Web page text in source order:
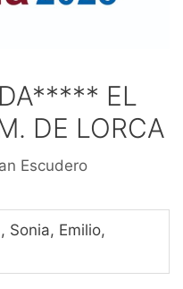
EL
DE LORCA
Escudero
Sonia, Emilio,